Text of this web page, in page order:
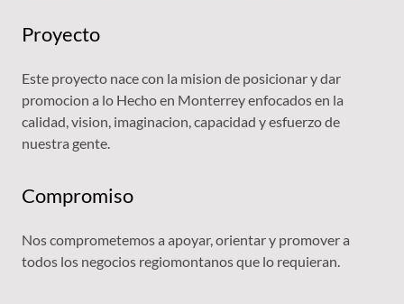
Proyecto
Este proyecto nace con la mision de posicionar y dar
promocion a lo Hecho en Monterrey enfocados en la
calidad, vision, imaginacion, capacidad y esfuerzo de
nuestra gente.
Compromiso
Nos comprometemos a apoyar, orientar y promover a
todos los negocios regiomontanos que lo requieran.